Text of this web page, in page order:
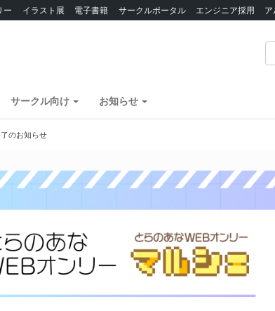
ー イラスト展 電子書籍 サークルポータル エンジニア採用
サークル向け お知らせ
のお知らせ